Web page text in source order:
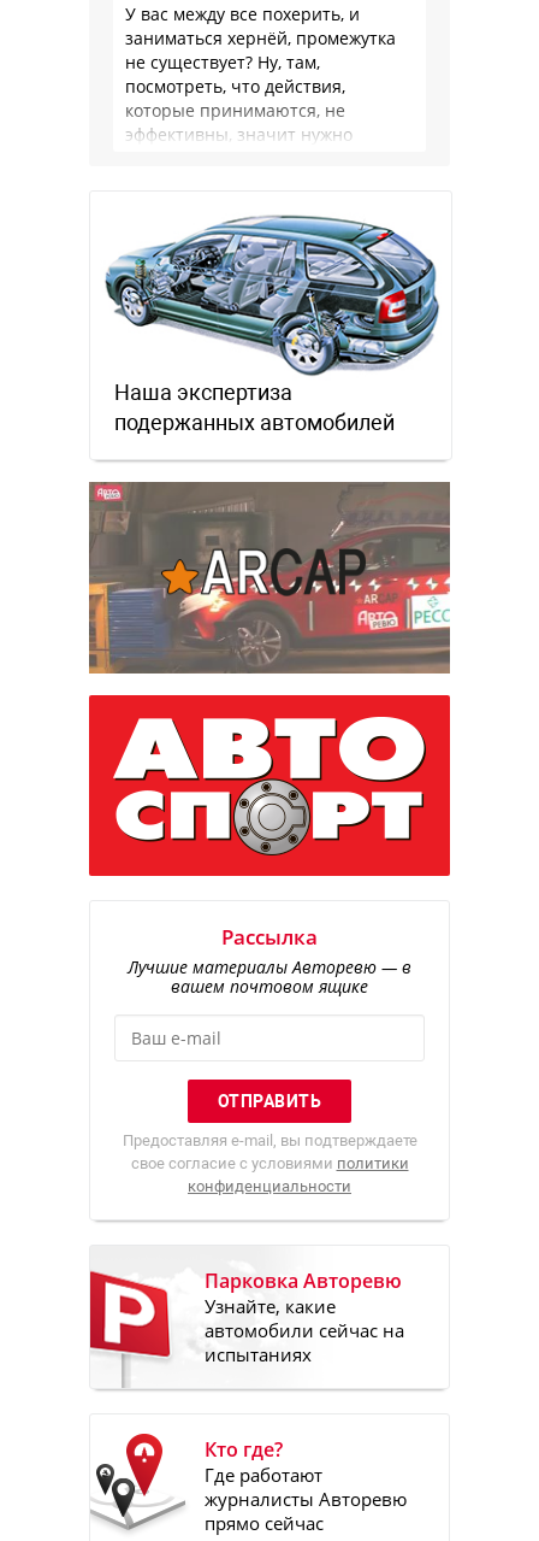
У вас между все похерить, и
заниматься хернёй, промежутка
не существует? Ну, там,
посмотреть, что действия,
которые принимаются, не
эффективны, значит нужно
Наша экспертиза
подержанных автомобилей
Рассылка
Лучшие материалы Авторевю — в
вашем почтовом ящике
Предоставляя e-mail, вы подтверждаете
свое согласие с условиями политики
конфиденциальности
Парковка Авторевю
Узнайте, какие
автомобили сейчас на
испытаниях
Кто где?
Где работают
журналисты Авторевю
прямо сейчас